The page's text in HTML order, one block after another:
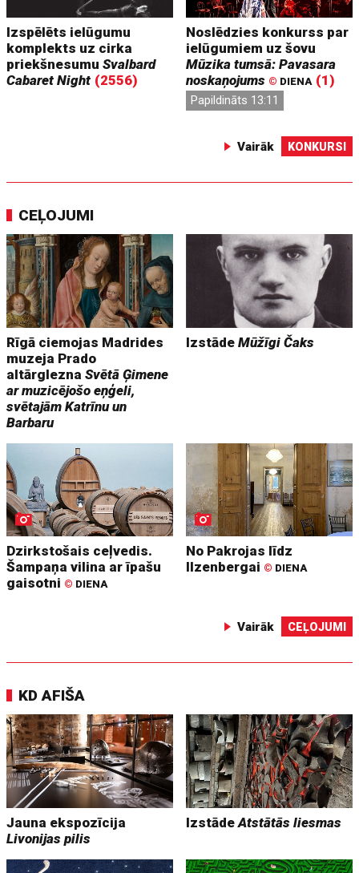
Izspēlēts ielūgumu
komplekts uz cirka
priekšnesumuSvalbard
Cabaret Night (2556)
Noslēdzies konkurss par
ielūgumiem uz šovu
Mūzika tumsā: Pavasara
noskaņojums © DIENA (1)
Papildināts 13:11
Vairāk KONKURSI
CEĻOJUMI
Rīgā ciemojas Madrides
muzeja Prado
altārgleznaSvētā Ģimene
ar muzicējošo eņģeli,
svētajām Katrīnu un
Barbaru
IzstādeMūžīgi Čaks
Dzirkstošais ceļvedis.
Šampaņa vilina ar īpašu
gaisotni © DIENA
No Pakrojas līdz
Ilzenbergai © DIENA
Vairāk CEĻOJUMI
KD AFIŠA
Jauna ekspozīcija
Livonijas pilis
IzstādeAtstātās liesmas